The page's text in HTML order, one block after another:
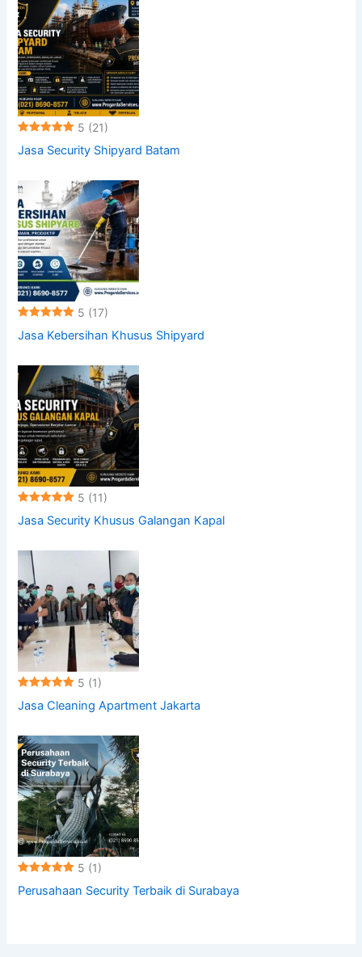
5 (21)
Jasa Security Shipyard Batam
5 (17)
Jasa Kebersihan Khusus Shipyard
5 (11)
Jasa Security Khusus Galangan Kapal
5 (1)
Jasa Cleaning Apartment Jakarta
5 (1)
Perusahaan Security Terbaik di Surabaya